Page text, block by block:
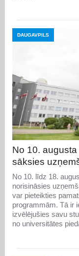
DAUGAVPILS
No 10.
sāksies
No 10. līdz 18.
norisināsies
var pieteikties
programmām. Tā ir
izvēlējušies savu
no universitātes